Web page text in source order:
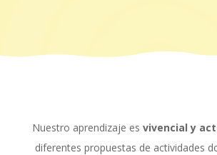
Nuestro aprendizaje esvivencial y
diferentes propuestas de actividades